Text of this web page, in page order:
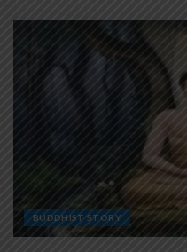
BUDDHIST STORY